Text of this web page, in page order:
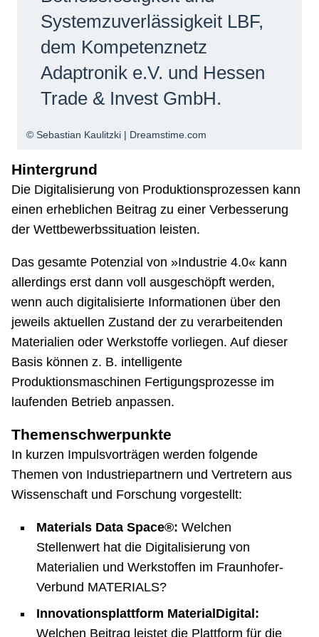
Systemzuverlässigkeit LBF,
dem Kompetenznetz
Adaptronik e.V. und Hessen
Trade & Invest GmbH.
© Sebastian Kaulitzki | Dreamstime.com
Hintergrund
Die Digitalisierung von Produktionsprozessen kann
einen erheblichen Beitrag zu einer Verbesserung
der Wettbewerbssituation leisten.
Das gesamte Potenzial von »Industrie 4.0« kann
allerdings erst dann voll ausgeschöpft werden,
wenn auch digitalisierte Informationen über den
jeweils aktuellen Zustand der zu verarbeitenden
Materialien oder Werkstoffe vorliegen. Auf dieser
Basis können z. B. intelligente
Produktionsmaschinen Fertigungsprozesse im
laufenden Betrieb anpassen.
Themenschwerpunkte
In kurzen Impulsvorträgen werden folgende
Themen von Industriepartnern und Vertretern aus
Wissenschaft und Forschung vorgestellt:
Materials Data Space®: Welchen
Stellenwert hat die Digitalisierung von
Materialien und Werkstoffen im Fraunhofer-
Verbund MATERIALS?
Innovationsplattform MaterialDigital:
Welchen Beitrag leistet die Plattform für die